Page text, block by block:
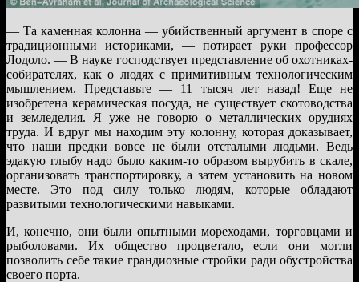
— Та каменная колонна — убийственный аргумент в споре с
традиционными историками, — потирает руки профессор
Лодоло. — В науке господствует представление об охотниках-
собирателях, как о людях с примитивным технологическим
мышлением. Представьте — 11 тысяч лет назад! Еще не
изобретена керамическая посуда, не существует скотоводства
и земледелия. Я уже не говорю о металлических орудиях
труда. И вдруг мы находим эту колонну, которая доказывает,
что наши предки вовсе не были отсталыми людьми. Ведь
эдакую глыбу надо было каким-то образом вырубить в скале,
организовать транспортировку, а затем установить на новом
месте. Это под силу только людям, которые обладают
развитыми технологическими навыками.
И, конечно, они были опытными мореходами, торговцами и
рыболовами. Их общество процветало, если они могли
позволить себе такие грандиозные стройки ради обустройства
своего порта.